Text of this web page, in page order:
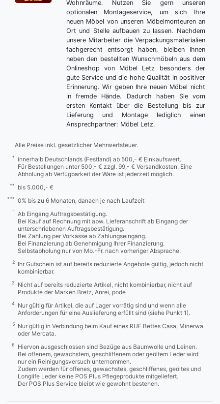
Wohnräume. Nutzen Sie gern unseren
optionalen Montageservice, um sich Ihre
neuen Möbel von unseren Möbelmonteuren an
Ort und Stelle aufbauen zu lassen. Nachdem
unsere Mitarbeiter die Verpackungsmaterialien
fachgerecht entsorgt haben, bleiben Ihnen
neben den bestellten Wunschmöbeln aus dem
Onlineshop von Möbel Letz besonders der
gute Service und die hohe Qualität in positiver
Erinnerung. Wir geben Ihre neuen Möbel nicht
in fremde Hände. Dadurch haben Sie vom
ersten Kontakt über die Bestellung bis zur
Lieferung und Montage lediglich einen
Ansprechpartner: Möbel Letz.
Alle Preise inkl. gesetzlicher Mehrwertsteuer.
*
innerhalb Deutschlands (Festland) ab 500,- € Einkaufswert.
Für Bestellungen unter 500,- € zzgl. 99,- € Versandkosten. Eine
Abholung ab Verfügbarkeit der Ware ist jederzeit möglich.
** bis 5.000,- €
*** 0% bis zu 6 Monaten, danach je nach Laufzeit
1
Ab Eingang Auftragsbestätigung.
Bei Kauf auf Rechnung mit abw. Lieferanschrift ab Eingang der
unterschriebenen Auftragsbestätigung.
Bei Zahlung per Vorkasse ab Zahlungseingang.
Bei Finanzierung ab Genehmigung Ihrer Finanzierung.
Selbstabholung nur von Mo.-Fr. nach vorheriger Absprache.
2
Ihr Gutschein ist auf bereits reduzierte Angebote gültig, jedoch nicht
kombinierbar.
3
Nicht auf bereits reduzierte Artikel, nicht kombinierbar, nicht auf
Produkte der Marken Bretz, Anrei, pode
4
Nur gültig für Artikel, die auf Lager vorrätig sind und wenn alle
Anforderungen für eine Auslieferung erfüllt sind (siehe Punkt 1).
5
Nur gültig in Verbindung beim Kauf eines RUF Bettes Casa, Minerwa
oder Mercata.
6
Hiervon ausgeschlossen sind Bezüge aus Baumwolle und Leinen.
Bei offenem, gewachstem, geschliffenem oder geöltem Leder wird
nur ein Reinigungsversuch unternommen.
Zudem werden für offenes, gewachstes, geschliffenes, geöltes und
Longlife Leder keine POS Plus Pflegeprodukte mitgeliefert.
Der POS Plus Service bleibt wie gewohnt bestehen.